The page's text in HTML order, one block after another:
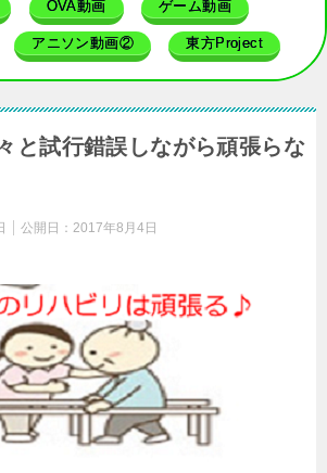
OVA動画 ゲーム動画
アニソン動画② 東方Project
と試行錯誤しながら頑張らな
公開日： 2017年8月4日